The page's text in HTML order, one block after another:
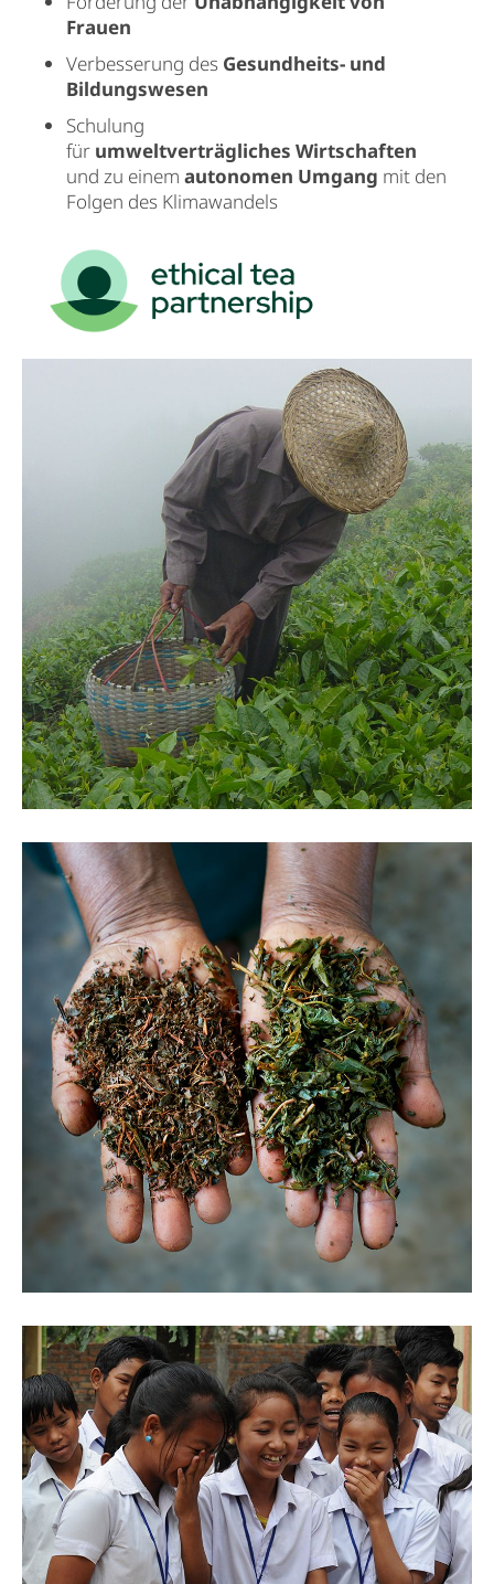
Frauen
Verbesserung des Gesundheits- und
Bildungswesen
Schulung
für umweltverträgliches Wirtschaften
und zu einem autonomen Umgang mit den
Folgen des Klimawandels